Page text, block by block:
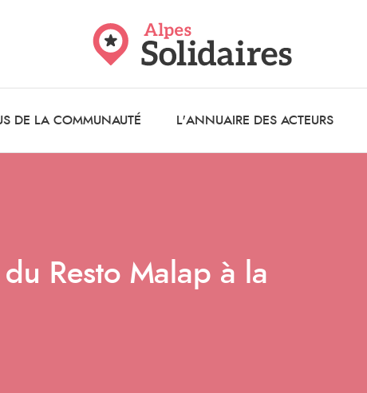
DE LA COMMUNAUTÉ L'ANNUAIRE DES ACTEURS
Resto Malap à la